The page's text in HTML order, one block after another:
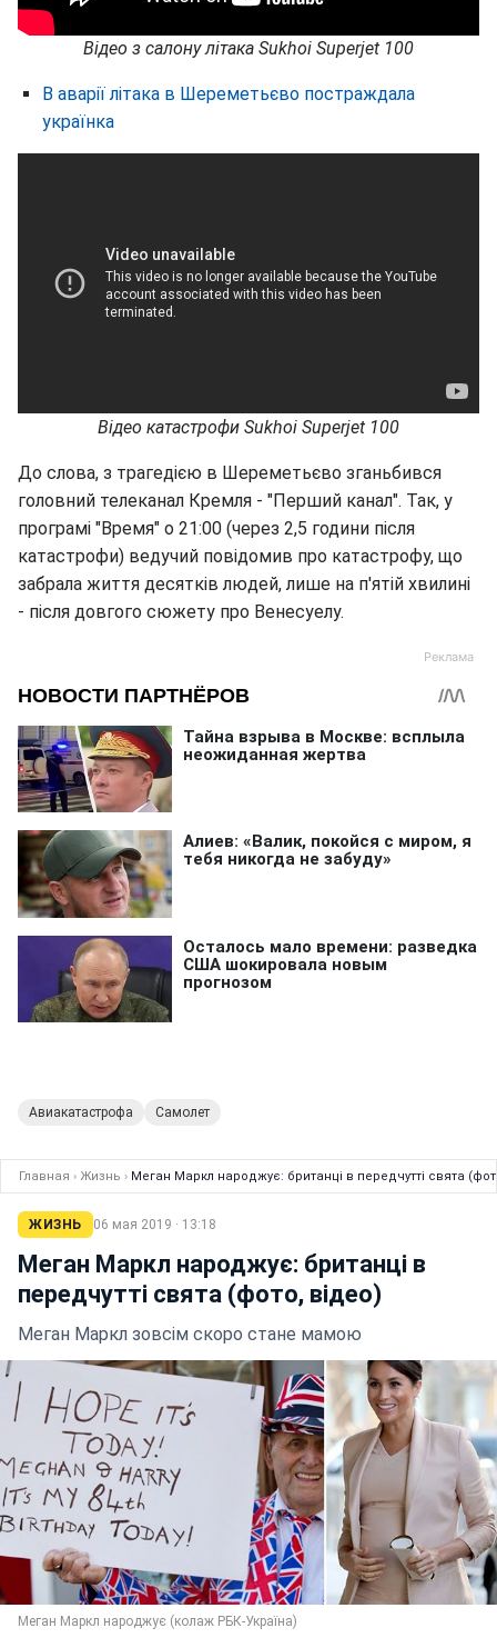
Відео з салону літака Sukhoi Superjet 100
В аварії літака в Шереметьєво постраждала
українка
Відео катастрофи Sukhoi Superjet 100
До слова, з трагедією в Шереметьєво зганьбився
головний телеканал Кремля - "Перший канал". Так, у
програмі "Время" о 21:00 (через 2,5 години після
катастрофи) ведучий повідомив про катастрофу, що
забрала життя десятків людей, лише на п'ятій хвилині
- після довгого сюжету про Венесуелу.
Авиакатастрофа Самолет
Главная › Жизнь › Меган Маркл народжує: британці в передчутті свята
ЖИЗНЬ 06 мая 2019 · 13:18
Меган Маркл народжує: британці в
передчутті свята (фото, відео)
Меган Маркл зовсім скоро стане мамою
Меган Маркл народжує (колаж РБК-Україна)